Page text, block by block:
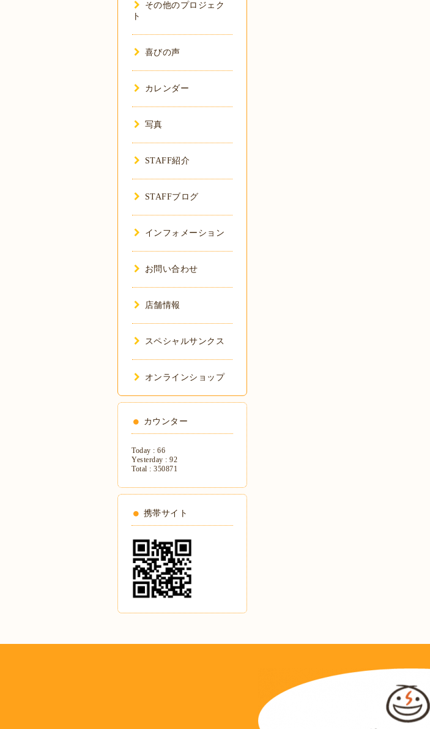
その他のプロジェク
ト
喜びの声
カレンダー
写真
STAFF紹介
STAFFブログ
インフォメーション
お問い合わせ
店舗情報
スペシャルサンクス
オンラインショップ
カウンター
Today : 66
Yesterday : 92
Total : 350871
携帯サイト